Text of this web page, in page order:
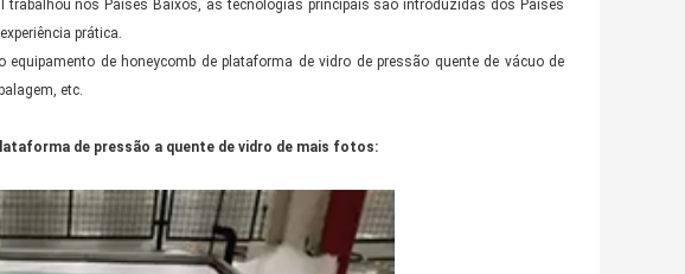
trabalhou nos Países Baixos, as tecnologias principais são introduzidas dos Países
prática.
de honeycomb de plataforma de vidro de pressão quente de vácuo de
etc.
de pressão a quente de vidro de mais fotos: